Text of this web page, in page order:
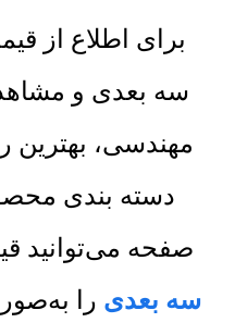
برای اطلاع از
سه بعدی و
مهندسی، بهترین
دسته بندی
صفحه می‌توانید
سه بعدی را